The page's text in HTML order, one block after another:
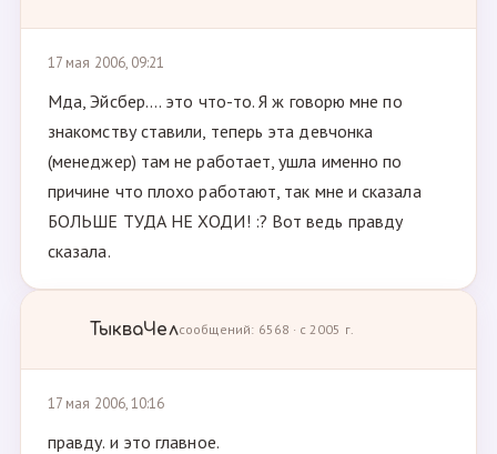
17 мая 2006, 09:21
Мда, Эйсбер.... это что-то. Я ж говорю мне по
знакомству ставили, теперь эта девчонка
(менеджер) там не работает, ушла именно по
причине что плохо работают, так мне и сказала
БОЛЬШЕ ТУДА НЕ ХОДИ! :? Вот ведь правду
сказала.
ТыкваЧелсообщений: 6568 · с 2005 г.
17 мая 2006, 10:16
правду. и это главное.